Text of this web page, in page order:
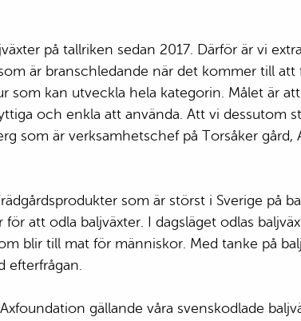
på tallriken sedan 2017. Därför är vi
är branschledande när det kommer till
som kan utveckla hela kategorin. Målet är
och enkla att använda. Att vi dessutom
som är verksamhetschef på Torsåker
som är störst i Sverige på
att odla baljväxter. I dagsläget odlas
blir till mat för människor. Med tanke på
efterfrågan.
gällande våra svenskodlade